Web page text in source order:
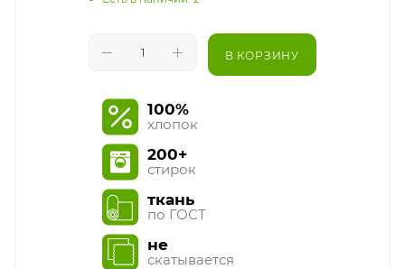
В КОРЗИНУ
100%
хлопок
200+
стирок
ткань
по ГОСТ
не
скатывается